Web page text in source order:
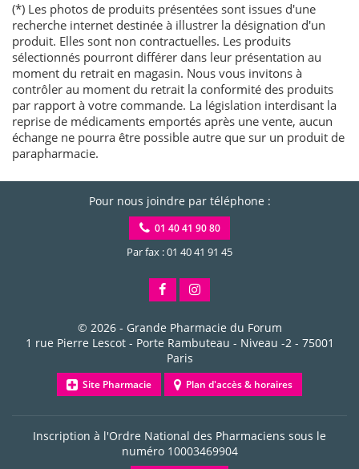
(*) Les photos de produits présentées sont issues d'une
recherche internet destinée à illustrer la désignation d'un
produit. Elles sont non contractuelles. Les produits
sélectionnés pourront différer dans leur présentation au
moment du retrait en magasin. Nous vous invitons à
contrôler au moment du retrait la conformité des produits
par rapport à votre commande. La législation interdisant la
reprise de médicaments emportés après une vente, aucun
échange ne pourra être possible autre que sur un produit de
parapharmacie.
Pour nous joindre par téléphone :
01 40 41 90 80
Par fax : 01 40 41 91 45
© 2026 - Grande Pharmacie du Forum
1 rue Pierre Lescot - Porte Rambuteau - Niveau -2- 75001
Paris
Site Pharmacie Plan d'accès & horaires
Inscription à l'Ordre National des Pharmaciens sous le
numéro 10003469904